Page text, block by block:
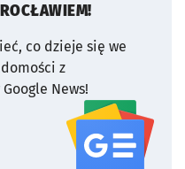
co dzieje się we
z
News!
serwisu